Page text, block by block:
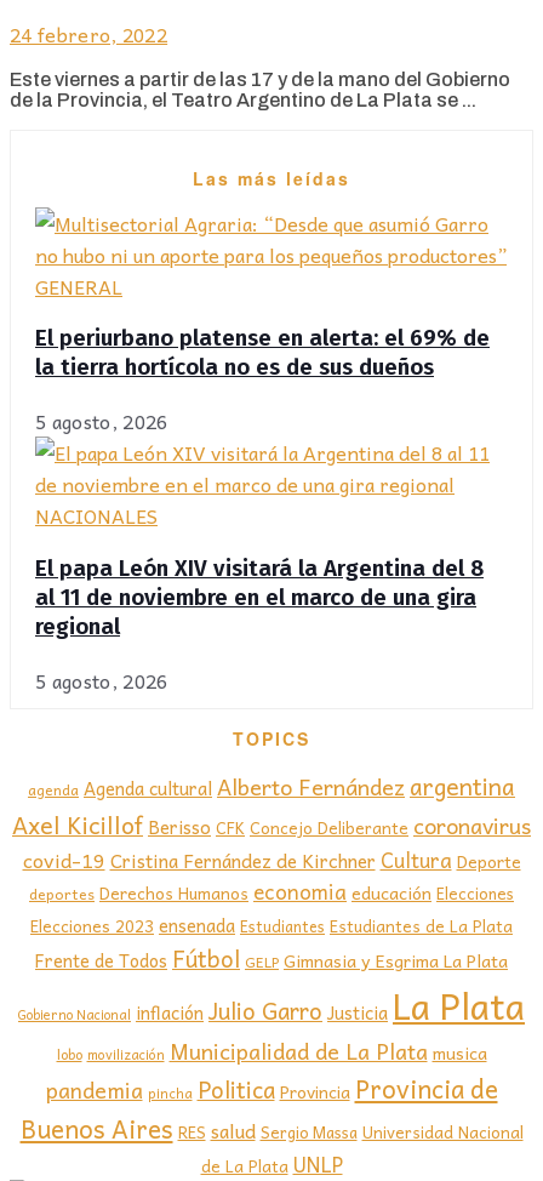
24 febrero, 2022
Este viernes a partir de las 17 y de la mano del Gobierno
de la Provincia, el Teatro Argentino de La Plata se ...
Las más leídas
GENERAL
El periurbano platense en alerta: el 69% de
la tierra hortícola no es de sus dueños
5 agosto, 2026
NACIONALES
El papa León XIV visitará la Argentina del 8
al 11 de noviembre en el marco de una gira
regional
5 agosto, 2026
TOPICS
agenda Agenda culturalAlberto Fernández argentina
Axel Kicillof Berisso CFKConcejo Deliberante coronavirus
covid-19 Cristina Fernández de Kirchner Cultura Deporte
deportes Derechos Humanos economia educación Elecciones
Elecciones 2023 ensenada Estudiantes Estudiantes de La Plata
Frente de Todos Fútbol GELP Gimnasia y Esgrima La Plata
Gobierno Nacional inflación Julio Garro Justicia La Plata
lobo movilización Municipalidad de La Plata musica
pandemia pincha Politica Provincia Provincia de
Buenos Aires RES salud Sergio Massa Universidad Nacional
de La Plata UNLP